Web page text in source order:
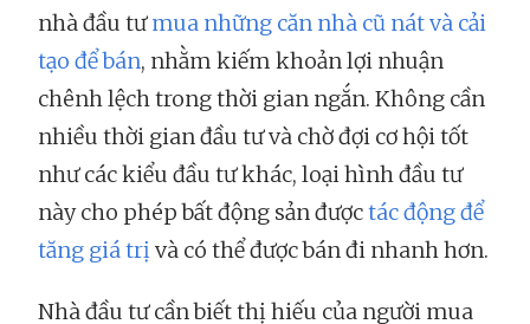
nhà đầu tưmua những căn nhà cũ nát và cải
tạo để bán, nhằm kiếm khoản lợi nhuận
chênh lệch trong thời gian ngắn. Không cần
nhiều thời gian đầu tư và chờ đợi cơ hội tốt
như các kiểu đầu tư khác, loại hình đầu tư
này cho phép bất động sản đượctác động để
tăng giá trịvà có thể được bán đi nhanh hơn.
Nhà đầu tư cần biết thị hiếu của người mua